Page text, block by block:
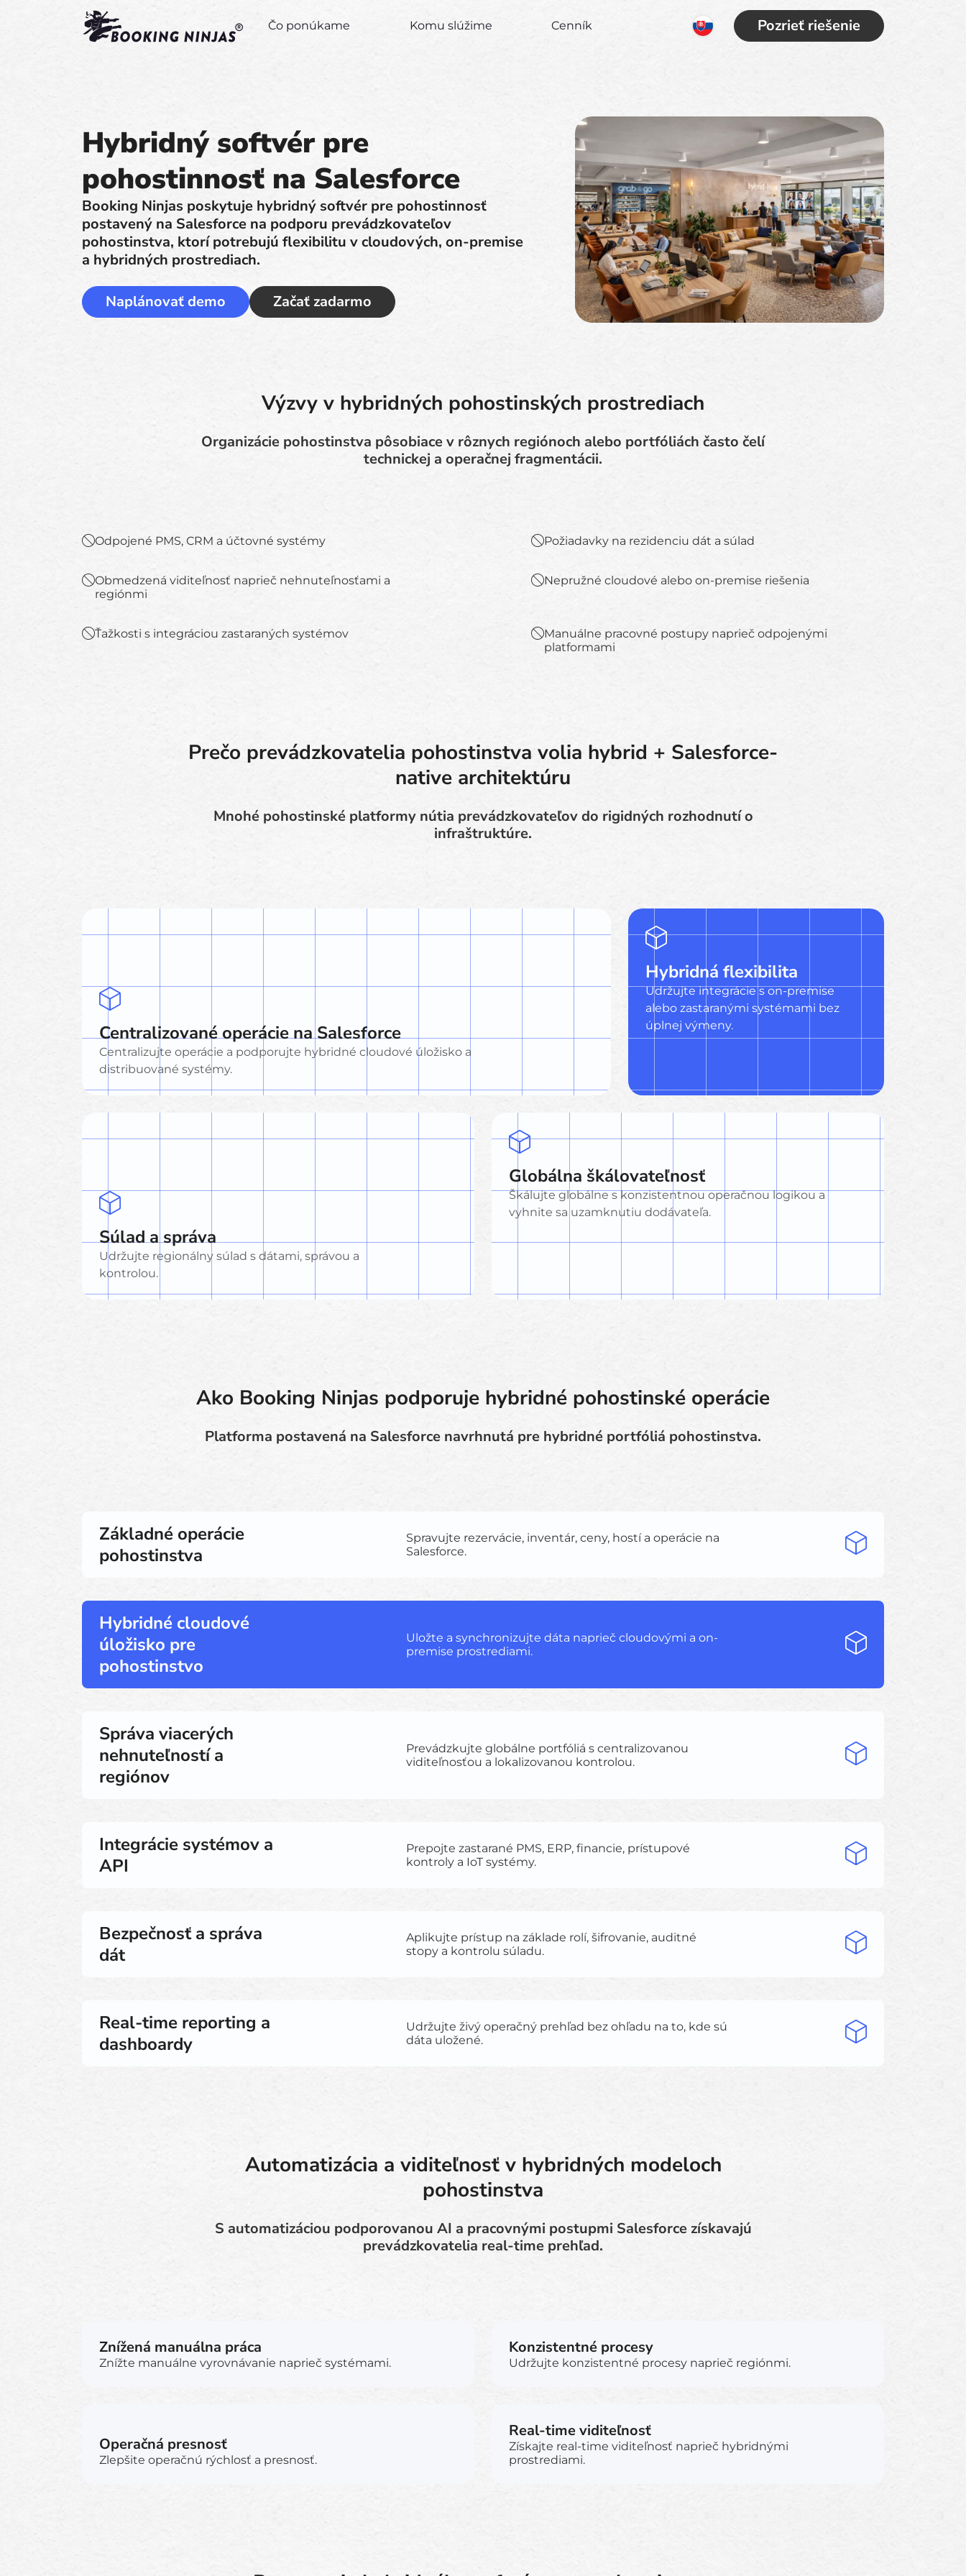
Pozrieť riešenie
Čo ponúkame Komu slúžime Cenník
Hybridný softvér pre
pohostinnosť na Salesforce
Booking Ninjas poskytuje hybridný softvér pre pohostinnosť
postavený na Salesforce na podporu prevádzkovateľov
pohostinstva, ktorí potrebujú flexibilitu v cloudových, on-premise
a hybridných prostrediach.
Naplánovať demo Začať zadarmo
Výzvy v hybridných pohostinských prostrediach
Organizácie pohostinstva pôsobiace v rôznych regiónoch alebo portfóliách často čelí
technickej a operačnej fragmentácii.
Odpojené PMS, CRM a účtovné systémy Požiadavky na rezidenciu dát a súlad
Obmedzená viditeľnosť naprieč nehnuteľnosťami a
regiónmi
Nepružné cloudové alebo on-premise riešenia
Ťažkosti s integráciou zastaraných systémov
Manuálne pracovné postupy naprieč odpojenými
platformami
Prečo prevádzkovatelia pohostinstva volia hybrid + Salesforce-
native architektúru
Mnohé pohostinské platformy nútia prevádzkovateľov do rigidných rozhodnutí o
infraštruktúre.
Centralizované operácie na Salesforce
Centralizujte operácie a podporujte hybridné cloudové úložisko a
distribuované systémy.
Hybridná flexibilita
Udržujte integrácie s on-premise
alebo zastaranými systémami bez
úplnej výmeny.
Súlad a správa
Udržujte regionálny súlad s dátami, správou a
kontrolou.
Globálna škálovateľnosť
Škálujte globálne s konzistentnou operačnou logikou a
vyhnite sa uzamknutiu dodávateľa.
Ako Booking Ninjas podporuje hybridné pohostinské operácie
Platforma postavená na Salesforce navrhnutá pre hybridné portfóliá pohostinstva.
Základné operácie
pohostinstva
Spravujte rezervácie, inventár, ceny, hostí a operácie na
Salesforce.
Hybridné cloudové
úložisko pre
pohostinstvo
Uložte a synchronizujte dáta naprieč cloudovými a on-
premise prostrediami.
Správa viacerých
nehnuteľností a
regiónov
Prevádzkujte globálne portfóliá s centralizovanou
viditeľnosťou a lokalizovanou kontrolou.
Integrácie systémov a
API
Prepojte zastarané PMS, ERP, financie, prístupové
kontroly a IoT systémy.
Bezpečnosť a správa
dát
Aplikujte prístup na základe rolí, šifrovanie, auditné
stopy a kontrolu súladu.
Real-time reporting a
dashboardy
Udržujte živý operačný prehľad bez ohľadu na to, kde sú
dáta uložené.
Automatizácia a viditeľnosť v hybridných modeloch
pohostinstva
S automatizáciou podporovanou AI a pracovnými postupmi Salesforce získavajú
prevádzkovatelia real-time prehľad.
Znížená manuálna práca
Znížte manuálne vyrovnávanie naprieč systémami.
Konzistentné procesy
Udržujte konzistentné procesy naprieč regiónmi.
Operačná presnosť
Zlepšite operačnú rýchlosť a presnosť.
Real-time viditeľnosť
Získajte real-time viditeľnosť naprieč hybridnými
prostrediami.